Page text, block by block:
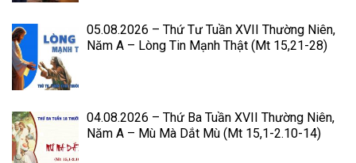
05.08.2026 – Thứ Tư Tuần XVII Thường Niên,
Năm A – Lòng Tin Mạnh Thật (Mt 15,21-28)
04.08.2026 – Thứ Ba Tuần XVII Thường Niên,
Năm A – Mù Mà Dắt Mù (Mt 15,1-2.10-14)